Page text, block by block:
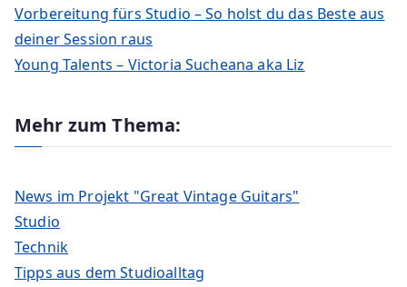
Vorbereitung fürs Studio – So holst du das Beste aus
deiner Session raus
Young Talents – Victoria Sucheana aka Liz
Mehr zum Thema:
News im Projekt "Great Vintage Guitars"
Studio
Technik
Tipps aus dem Studioalltag